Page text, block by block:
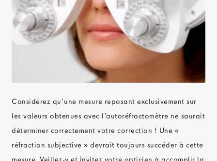
Considérez qu'une mesure reposant exclusivement sur
les valeurs obtenues avec l'autoréfractomètre ne saurait
déterminer correctement votre correction ! Une «
réfraction subjective » devrait toujours succéder à cette